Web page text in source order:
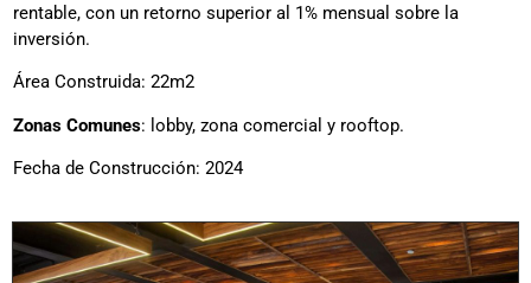
rentable, con un retorno superior al 1% mensual sobre la
inversión.
Área Construida: 22m2
Zonas Comunes: lobby, zona comercial y rooftop.
Fecha de Construcción: 2024